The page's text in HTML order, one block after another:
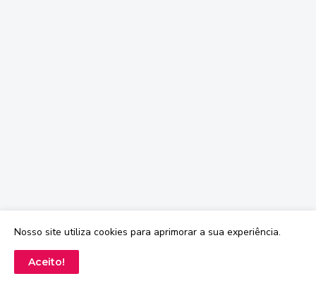
Nosso site utiliza cookies para aprimorar a sua experiência.
Aceito!